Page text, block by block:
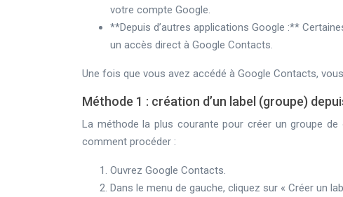
votre compte Google.
**Depuis d’autres applications Google :**
un accès direct à Google Contacts.
Une fois que vous avez accédé à Google Contacts,
Méthode 1 : création d’un label (groupe)
La méthode la plus courante pour créer un groupe
comment procéder :
Ouvrez Google Contacts.
Dans le menu de gauche, cliquez sur « Créer un